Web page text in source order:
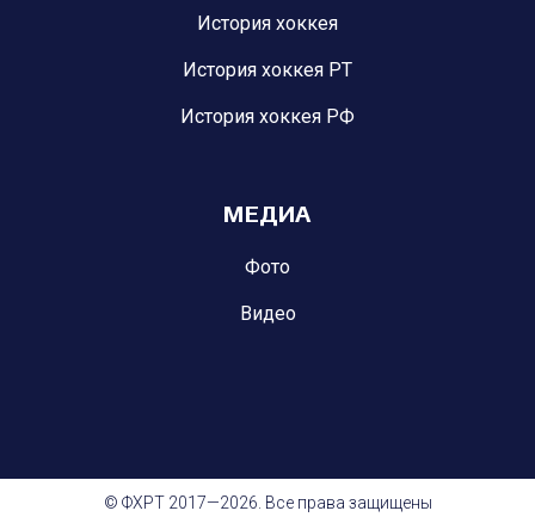
История хоккея
История хоккея РТ
История хоккея РФ
МЕДИА
Фото
Видео
© ФХРТ 2017—2026. Все права защищены